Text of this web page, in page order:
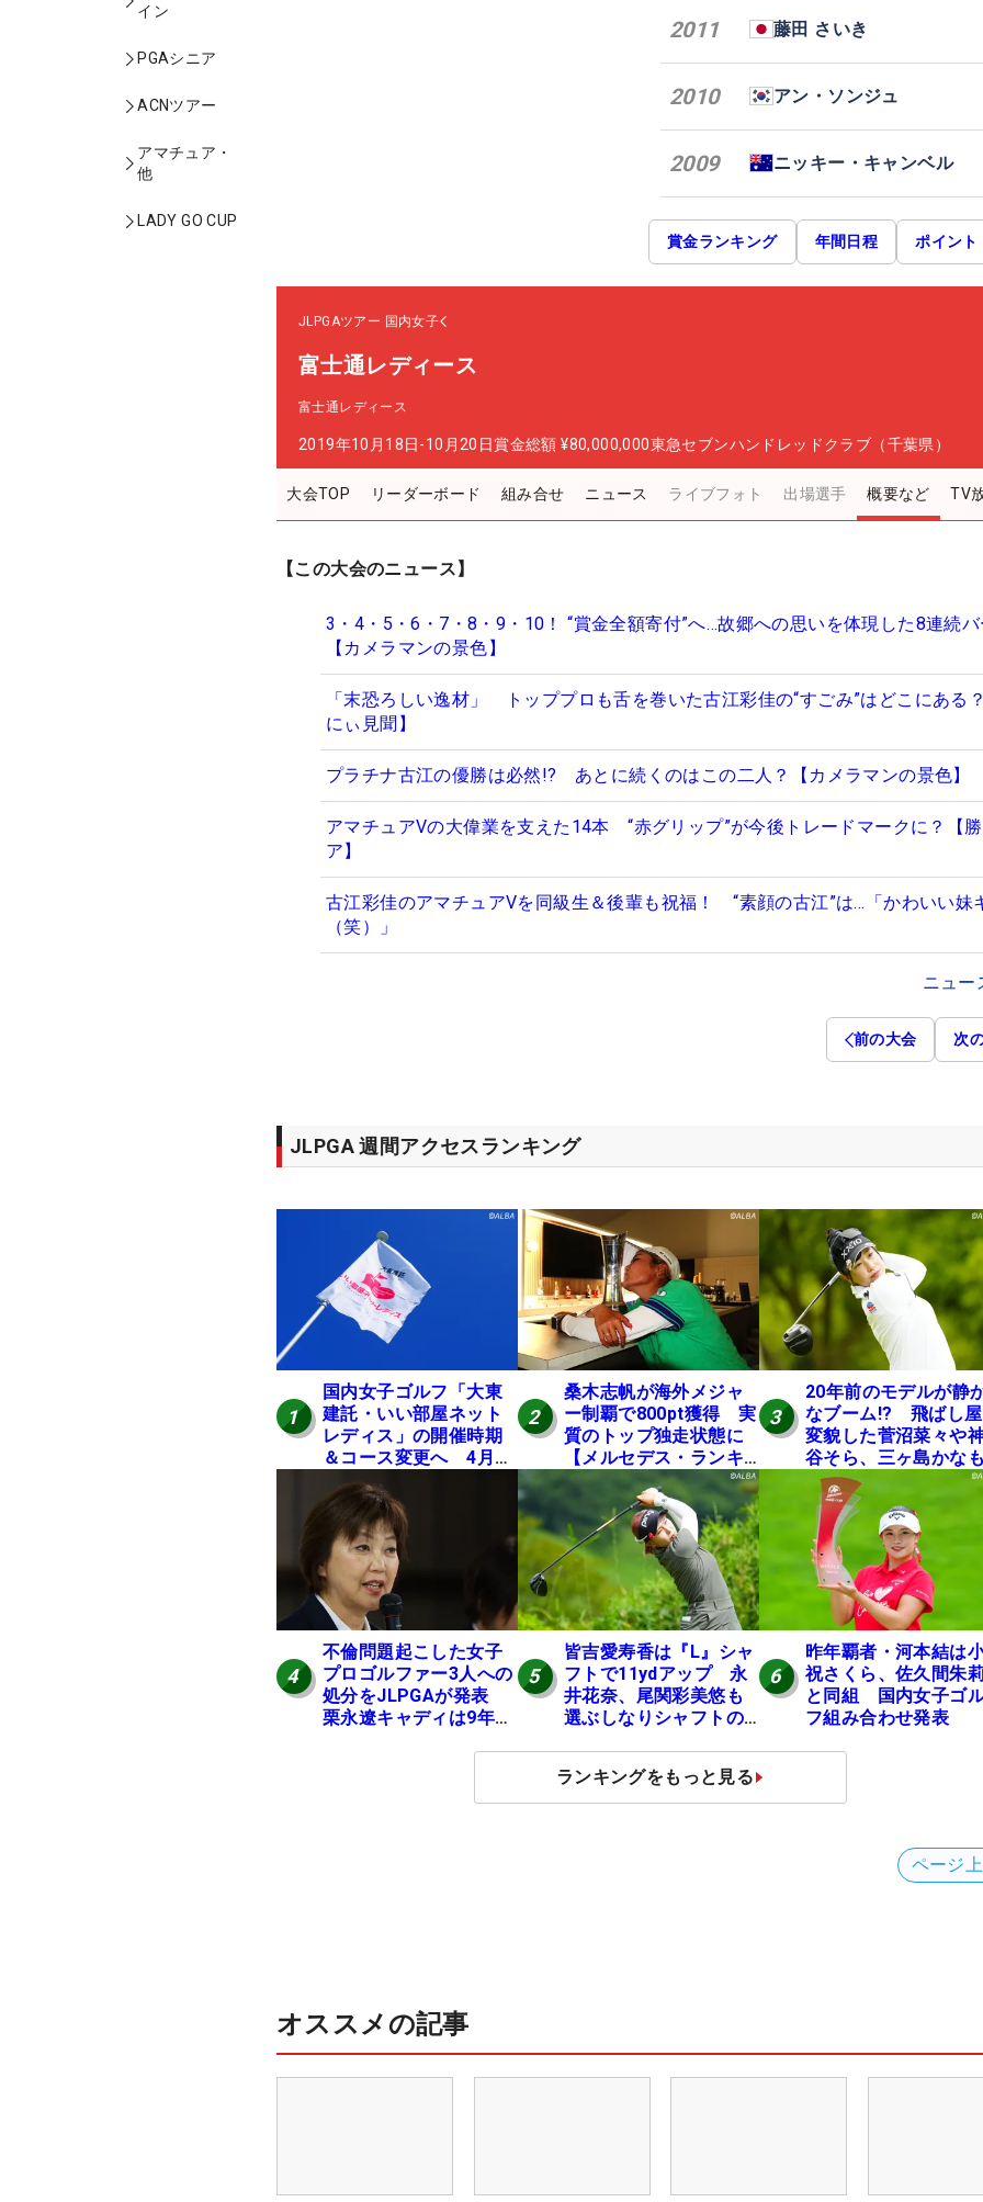
イン
PGAシニア
ACNツアー
アマチュア・
他
LADY GO CUP
2011 藤田 さいき
2010 アン・ソンジュ
2009 ニッキー・キャンベル
賞金ランキング 年間日程 ポイント
JLPGAツアー 国内女子
富士通レディース
富士通レディース
2019年10月18日-10月20日賞金総額 ¥80,000,000東急セブンハンドレッドクラブ（千葉県）
大会TOP リーダーボード 組み合せ ニュース ライブフォト 出場選手 概要など TV
【この大会のニュース】
3・4・5・6・7・8・9・10！ “賞金全額寄付”へ…故郷への思いを体現した8連続
【カメラマンの景色】
「末恐ろしい逸材」 トッププロも舌を巻いた古江彩佳の“すごみ”はどこにある
にぃ見聞】
プラチナ古江の優勝は必然!? あとに続くのはこの二人？【カメラマンの景色】
アマチュアVの大偉業を支えた14本 “赤グリップ”が今後トレードマークに？【
ア】
古江彩佳のアマチュアVを同級生＆後輩も祝福！ “素顔の古江”は…「かわいい妹
（笑）」
ニュー
前の大会 次
JLPGA 週間アクセスランキング
1
国内女子ゴルフ「大東
建託・いい部屋ネット
レディス」の開催時期
＆コース変更へ 4月に
岐阜で開催
2
桑木志帆が海外メジャ
ー制覇で800pt獲得 実
質のトップ独走状態に
【メルセデス・ランキ
ング番外編】
3
20年前のモデルが静
なブーム!? 飛ばし
変貌した菅沼菜々や
谷そら、三ヶ島かな
使う“名器”が人気な理
由【ツアープロたち
の“飛ばしギア”】
4
不倫問題起こした女子
プロゴルファー3人への
処分をJLPGAが発表
栗永遼キャディは9年間
5
皆吉愛寿香は『L』シャ
フトで11ydアップ 永
井花奈、尾関彩美悠も
選ぶしなりシャフトの
6
昨年覇者・河本結は
祝さくら、佐久間朱
と同組 国内女子ゴ
フ組み合わせ発表
ランキングをもっと見る
ページ
オススメの記事